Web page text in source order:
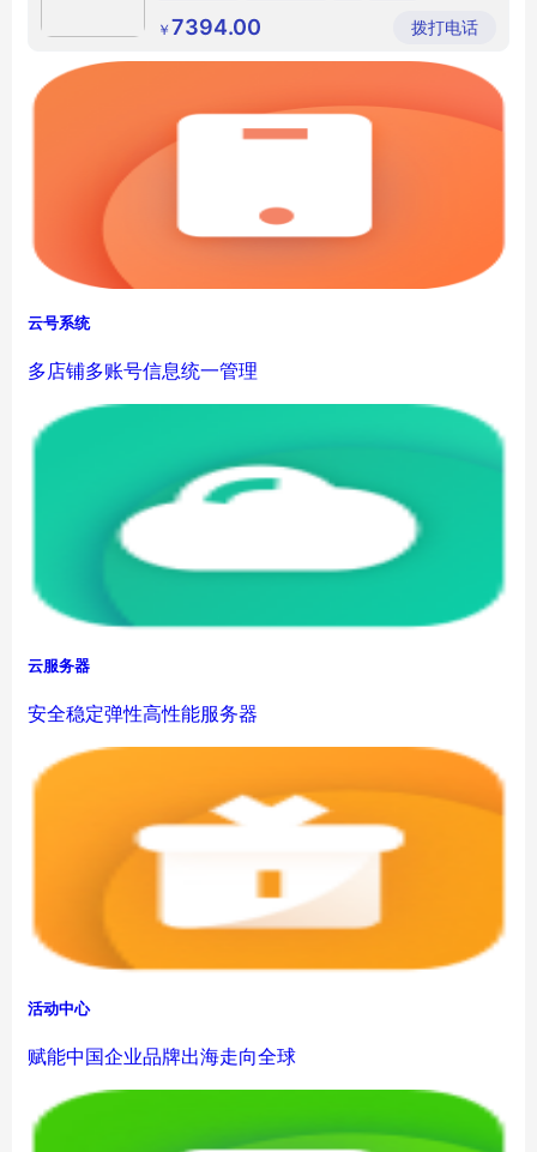
PRIME
RTX5070TI
RTX5070TI
有限公司
￥ 7394.00 拨打电话
云号系统
多店铺多账号信息统一管理
云服务器
安全稳定弹性高性能服务器
活动中心
赋能中国企业品牌出海走向全球